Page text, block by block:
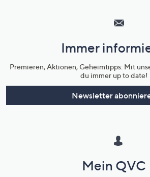
Immer
Premieren, Aktionen, Geheimtipps: Mit
du immer up to date!
Newsletter
Mein QVC